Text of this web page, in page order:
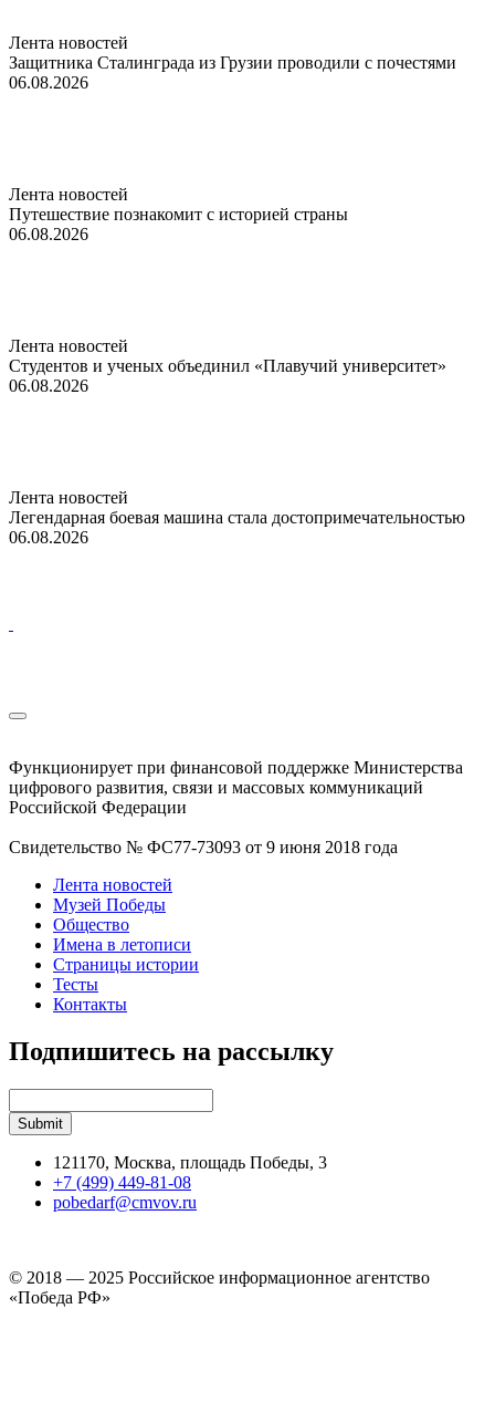
Лента новостей
Защитника Сталинграда из Грузии проводили с почестями
06.08.2026
Лента новостей
Путешествие познакомит с историей страны
06.08.2026
Лента новостей
Студентов и ученых объединил «Плавучий университет»
06.08.2026
Лента новостей
Легендарная боевая машина стала достопримечательностью
06.08.2026
Функционирует при финансовой поддержке Министерства
цифрового развития, связи и массовых коммуникаций
Российской Федерации
Свидетельство № ФС77-73093 от 9 июня 2018 года
Лента новостей
Музей Победы
Общество
Имена в летописи
Страницы истории
Тесты
Контакты
Подпишитесь на рассылку
121170, Москва, площадь Победы, 3
+7 (499) 449-81-08
pobedarf@cmvov.ru
© 2018 — 2025 Российское информационное агентство
«Победа РФ»